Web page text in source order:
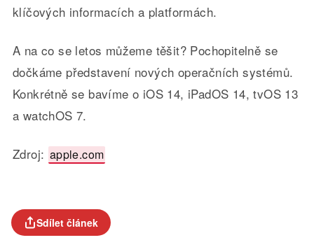
klíčových informacích a platformách.
A na co se letos můžeme těšit? Pochopitelně se
dočkáme představení nových operačních systémů.
Konkrétně se bavíme o iOS 14, iPadOS 14, tvOS 13
a watchOS 7.
Zdroj: apple.com
Sdílet článek